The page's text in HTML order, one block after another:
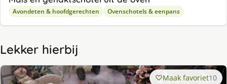
Avondeten & hoofdgerechten Ovenschotels & eenpans
Lekker hierbij
Maak favoriet10